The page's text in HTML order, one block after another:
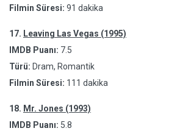
Filmin Süresi: 91 dakika
17. Leaving Las Vegas (1995)
IMDB Puanı: 7.5
Türü: Dram, Romantik
Filmin Süresi: 111 dakika
18. Mr. Jones (1993)
IMDB Puanı: 5.8